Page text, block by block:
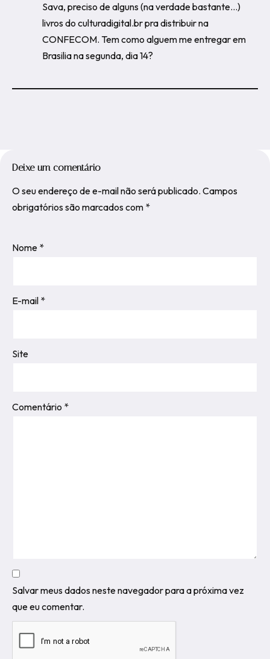
Sava, preciso de alguns (na verdade bastante…)
livros do culturadigital.br pra distribuir na
CONFECOM. Tem como alguem me entregar em
Brasilia na segunda, dia 14?
Deixe um comentário
O seu endereço de e-mail não será publicado. Campos
obrigatórios são marcados com *
Nome *
E-mail *
Site
Comentário *
Salvar meus dados neste navegador para a próxima vez
que eu comentar.